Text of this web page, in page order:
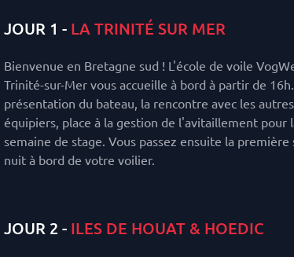
JOUR 1 - LA TRINITÉ SUR MER
Bienvenue en Bretagne sud ! L'école de voile
Trinité-sur-Mer vous accueille à bord à partir de
présentation du bateau, la rencontre avec les autres
équipiers, place à la gestion de l'avitaillement pour
semaine de stage. Vous passez ensuite la
nuit à bord de votre voilier.
JOUR 2 - ILES DE HOUAT & HOEDIC